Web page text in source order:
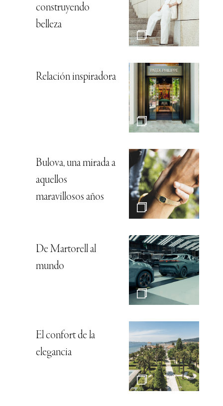
construyendo
belleza
Relación inspiradora
Bulova, una mirada a
aquellos
maravillosos años
De Martorell al
mundo
El confort de la
elegancia